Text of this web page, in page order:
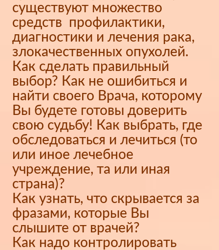
существуют множество
средств профилактики,
диагностики и лечения рака,
злокачественных опухолей.
Как сделать правильный
выбор? Как не ошибиться и
найти своего Врача, которому
Вы будете готовы доверить
свою судьбу! Как выбрать, где
обследоваться и лечиться (то
или иное лечебное
учреждение, та или иная
страна)?
Как узнать, что скрывается за
фразами, которые Вы
слышите от врачей?
Как надо контролировать